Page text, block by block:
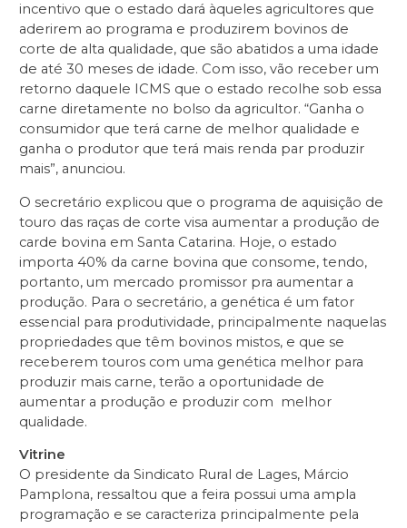
incentivo que o estado dará àqueles agricultores que
aderirem ao programa e produzirem bovinos de
corte de alta qualidade, que são abatidos a uma idade
de até 30 meses de idade. Com isso, vão receber um
retorno daquele ICMS que o estado recolhe sob essa
carne diretamente no bolso da agricultor. “Ganha o
consumidor que terá carne de melhor qualidade e
ganha o produtor que terá mais renda par produzir
mais”, anunciou.
O secretário explicou que o programa de aquisição de
touro das raças de corte visa aumentar a produção de
carde bovina em Santa Catarina. Hoje, o estado
importa 40% da carne bovina que consome, tendo,
portanto, um mercado promissor pra aumentar a
produção. Para o secretário, a genética é um fator
essencial para produtividade, principalmente naquelas
propriedades que têm bovinos mistos, e que se
receberem touros com uma genética melhor para
produzir mais carne, terão a oportunidade de
aumentar a produção e produzir com melhor
qualidade.
Vitrine
O presidente da Sindicato Rural de Lages, Márcio
Pamplona, ressaltou que a feira possui uma ampla
programação e se caracteriza principalmente pela